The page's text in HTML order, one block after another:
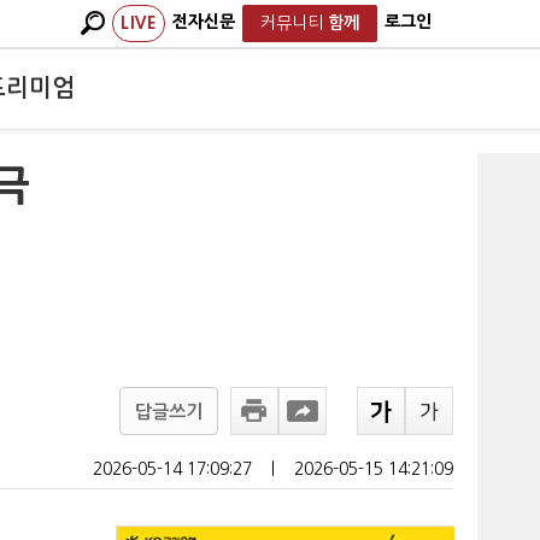
LIVE 전자신문 커뮤니티 함께 로그인
리미엄
답글쓰기
2026-05-14 17:09:27 2026-05-15 14:21:09